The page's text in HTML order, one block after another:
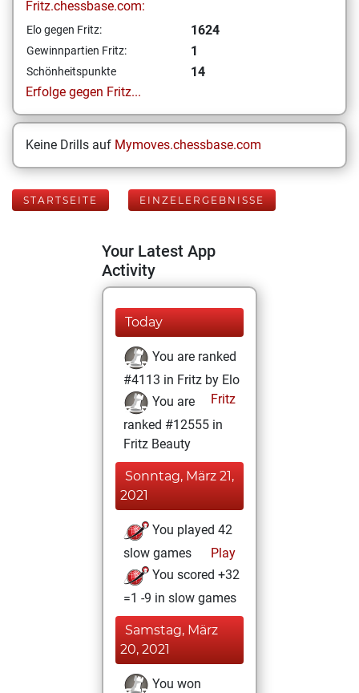
Fritz.chessbase.com:
Elo gegen Fritz: 1624
Gewinnpartien Fritz: 1
Schönheitspunkte
14
Erfolge gegen Fritz...
Keine Drills auf Mymoves.chessbase.com
STARTSEITE EINZELERGEBNISSE
Your Latest App
Activity
Today
You are ranked
#4113 in Fritz by Elo
Fritz
You are
ranked #12555 in
Fritz Beauty
Sonntag, März 21,
2021
You played 42
slow games
Play
You scored +32
=1 -9 in slow games
Samstag, März
20, 2021
You won